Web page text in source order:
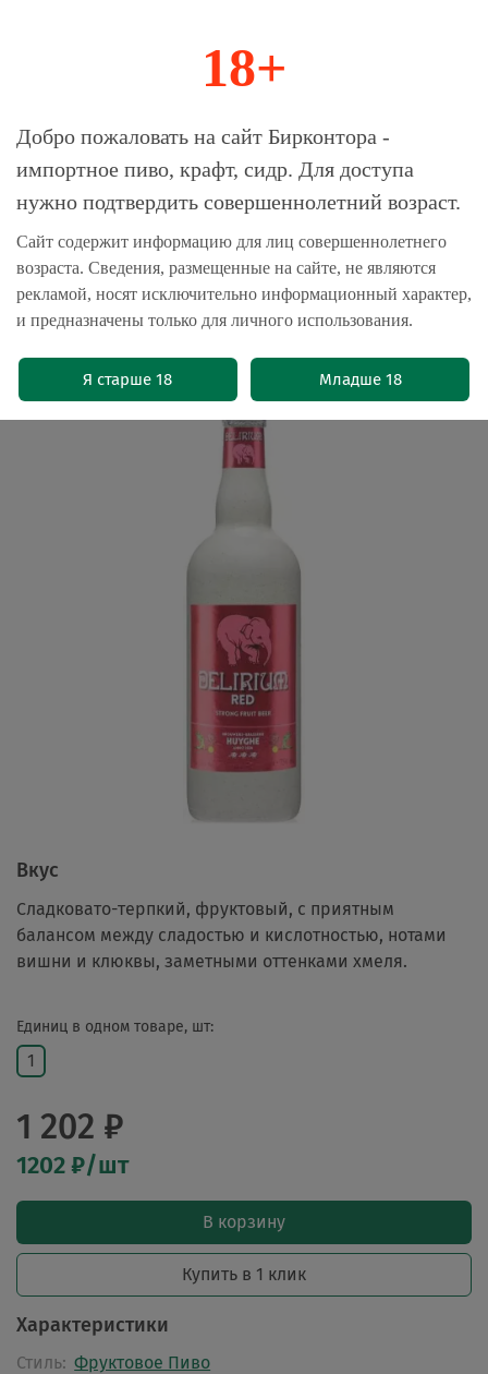
Магазин-Склад импортного пива, крафта и
Главная Пиво импортное
Пиво Хейге Делириум Ред / Huyghe
Delirium Red 0.75 - стекло
Единиц в одном товаре, шт:
1
1 202 ₽
1202 ₽/шт
В корзину
Купить в 1 клик
Характеристики
Стиль: Фруктовое Пиво
Вкус
Сладковато-терпкий, фруктовый, с приятным
балансом между сладостью и кислотностью, нотами
вишни и клюквы, заметными оттенками хмеля.
18+
Добро пожаловать на сайт Бирконтора -
импортное пиво, крафт, сидр. Для доступа
нужно подтвердить совершеннолетний возраст.
Сайт содержит информацию для лиц совершеннолетнего
возраста. Сведения, размещенные на сайте, не являются
рекламой, носят исключительно информационный характер,
и предназначены только для личного использования.
Я старше 18 Младше 18